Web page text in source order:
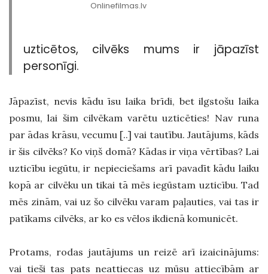
Onlinefilmas.lv
uzticētos, cilvēks mums ir jāpazīst
personīgi.
Jāpazīst, nevis kādu īsu laika brīdi, bet ilgstošu laika
posmu, lai šim cilvēkam varētu uzticēties! Nav runa
par ādas krāsu, vecumu [..] vai tautību. Jautājums, kāds
ir šis cilvēks? Ko viņš domā? Kādas ir viņa vērtības? Lai
uzticību iegūtu, ir nepieciešams arī pavadīt kādu laiku
kopā ar cilvēku un tikai tā mēs iegūstam uzticību. Tad
mēs zinām, vai uz šo cilvēku varam paļauties, vai tas ir
patīkams cilvēks, ar ko es vēlos ikdienā komunicēt.
Protams, rodas jautājums un reizē arī izaicinājums:
vai tieši tas pats neattiecas uz mūsu attiecībām ar